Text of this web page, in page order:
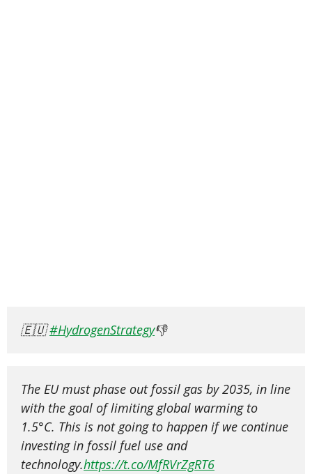
🇪🇺#HydrogenStrategy👎
The EU must phase out fossil gas by 2035, in line
with the goal of limiting global warming to
1.5°C. This is not going to happen if we continue
investing in fossil fuel use and
technology.https://t.co/MfRVrZgRT6